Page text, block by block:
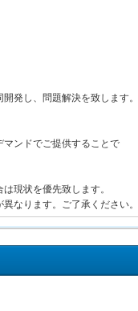
発し、問題解決を致します。
マンドでご提供することで
現状を優先致します。
なります。ご了承ください。